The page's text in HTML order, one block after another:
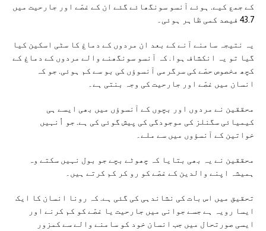
کے جمع کیے. ہوئے آنسو سونگھائے گئے ان کے غصّے اور جارحیت میں
43.7 فیصد کمی ظاہر ہوئی۔
یہ نتیجہ سامنے آنے کے بعد ان مردوں کے دماغ کا سٹی اسکین کیا
گیا تو یہ انکشاف ہوا. کہ آنسو سونگھنے والے مردوں کے دماغ کے
کچھ مخصوص حصّے کی سرگرمی آنسوؤں کی بو سے کم ہوئی. جو کہ
انسان میں غصّے اور جارحیت کی وجہ بنتی ہے۔
محققین نے مردوں اور بچوں کے آنسوؤں میں بھی ایسے ہی
کیمیائی سگنلز کی موجودگی کی پیش گوئی کی ہے. جو اُنہیں
خواتین کے آنسؤوں میں سے ملے۔
محققین نے یہ بھی بتایا کہ چھوٹے بچے جو بول نہیں سکتے وہ
ہمیشہ اپنے والدین کے غصّے کو رو کر کم کرتے ہیں۔
تحقیق میں اس بات کی نشاندہی کی گئی ہے. کہ رونا انسان کا ایک
ایسا رویہ ہے جسے جوانی میں جارحیت یا غصّے کو کم کرنے اور
ایسی صورتحال میں جب انسان خود کو سامنے والے سے کمزور